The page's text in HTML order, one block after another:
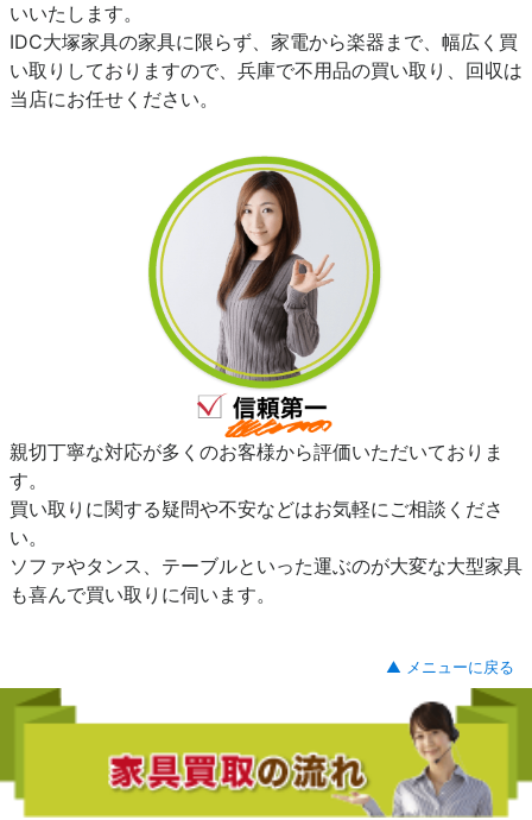
いいたします。
IDC大塚家具の家具に限らず、家電から楽器まで、幅広く買
い取りしておりますので、兵庫で不用品の買い取り、回収は
当店にお任せください。
親切丁寧な対応が多くのお客様から評価いただいておりま
す。
買い取りに関する疑問や不安などはお気軽にご相談くださ
い。
ソファやタンス、テーブルといった運ぶのが大変な大型家具
も喜んで買い取りに伺います。
▲ メニューに戻る